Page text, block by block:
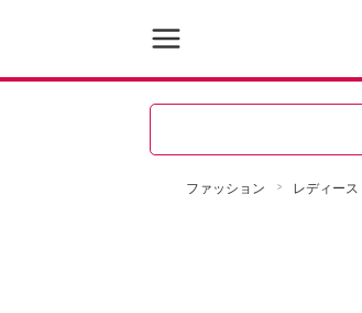
ファッション レディース